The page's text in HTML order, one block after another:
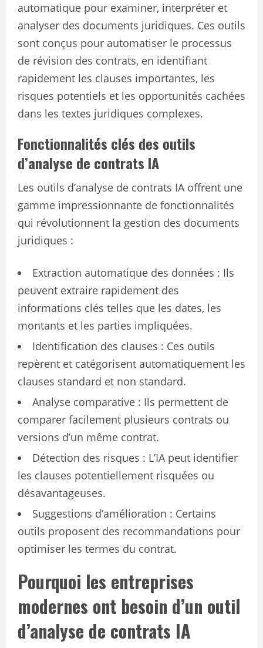
automatique pour examiner, interpréter et
analyser des documents juridiques. Ces outils
sont conçus pour automatiser le processus
de révision des contrats, en identifiant
rapidement les clauses importantes, les
risques potentiels et les opportunités cachées
dans les textes juridiques complexes.
Fonctionnalités clés des outils
d’analyse de contrats IA
Les outils d’analyse de contrats IA offrent une
gamme impressionnante de fonctionnalités
qui révolutionnent la gestion des documents
juridiques :
Extraction automatique des données : Ils
peuvent extraire rapidement des
informations clés telles que les dates, les
montants et les parties impliquées.
Identification des clauses : Ces outils
repèrent et catégorisent automatiquement les
clauses standard et non standard.
Analyse comparative : Ils permettent de
comparer facilement plusieurs contrats ou
versions d’un même contrat.
Détection des risques : L’IA peut identifier
les clauses potentiellement risquées ou
désavantageuses.
Suggestions d’amélioration : Certains
outils proposent des recommandations pour
optimiser les termes du contrat.
Pourquoi les entreprises
modernes ont besoin d’un outil
d’analyse de contrats IA